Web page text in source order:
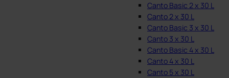
Canto Basic 2 x 30 L
Canto 2 x 30 L
Canto Basic 3 x 30 L
Canto 3 x 30 L
Canto Basic 4 x 30 L
Canto 4 x 30 L
Canto 5 x 30 L